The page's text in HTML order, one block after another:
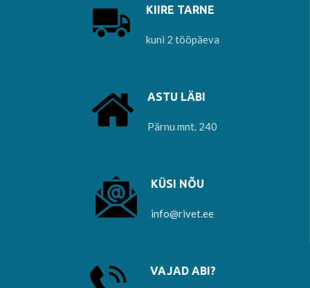
KIIRE TARNE
kuni 2 tööpäeva
ASTU LÄBI
Pärnu mnt. 240
KÜSI NÕU
info@rivet.ee
VAJAD ABI?